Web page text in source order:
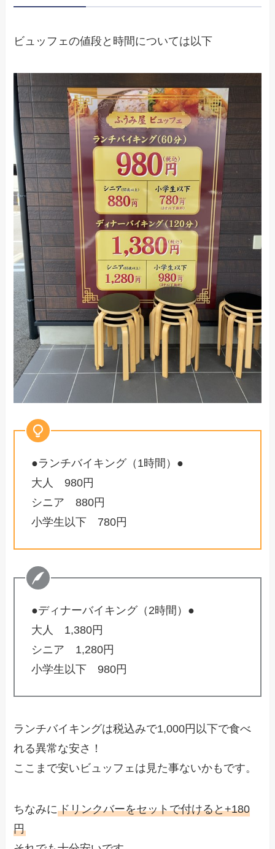
ビュッフェの値段と時間については以下
●ランチバイキング（1時間）●
大人 980円
シニア 880円
小学生以下 780円
●ディナーバイキング（2時間）●
大人 1,380円
シニア 1,280円
小学生以下 980円
ランチバイキングは税込みで1,000円以下で食べ
れる異常な安さ！
ここまで安いビュッフェは見た事ないかもです。
ちなみにドリンクバーをセットで付けると+180
円